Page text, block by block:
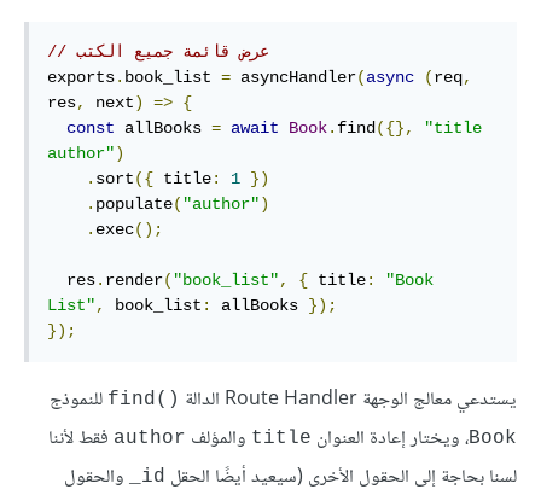
// عرض قائمة جميع الكتب
exports. book_list = asyncHandler(async (req,
res, next) => {
const allBooks = await Book. find ({},
"title
author")
. sort({ title: 1 })
. populate( "author")
. exec();
  res
. render( "book_list", { title:
"Book
List", book_list : allBooks });
});
يستدعي معالج الوجهة Route Handler الدالة find()‎ للنموذج
Book، ويختار إعادة العنوان title والمؤلف author فقط لأننا
لسنا بحاجة إلى الحقول الأخرى (سيعيد أيضًا الحقل ‎_id
والحقول